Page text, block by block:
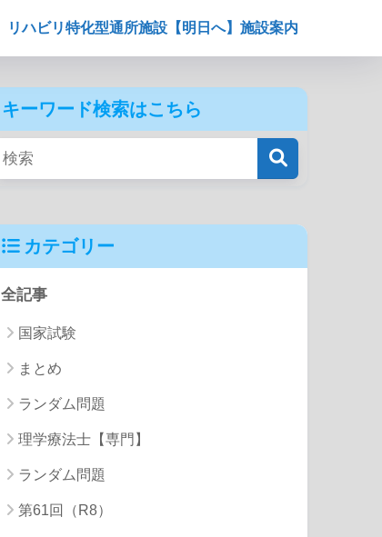
リハビリ特化型通所施設【明日へ】施設案内
キーワード検索はこちら
カテゴリー
全記事
国家試験
まとめ
ランダム問題
理学療法士【専門】
ランダム問題
第61回（R8）